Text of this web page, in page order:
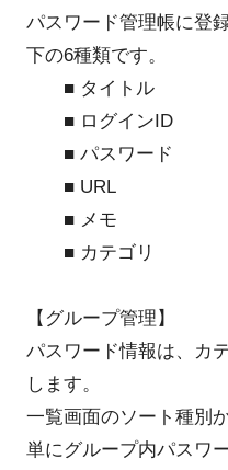
パスワード管理帳に登
下の6種類です。
■ タイトル
■ ログインID
■ パスワード
■ URL
■ メモ
■ カテゴリ
【グループ管理】
パスワード情報は、カ
します。
一覧画面のソート種別
単にグループ内パスワ